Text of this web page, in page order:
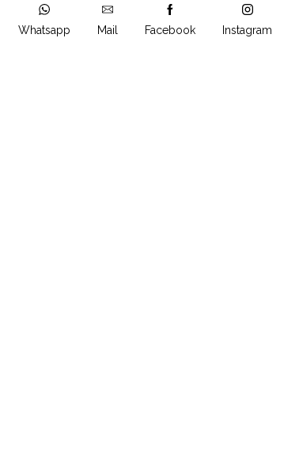
Whatsapp Mail Facebook Instagram